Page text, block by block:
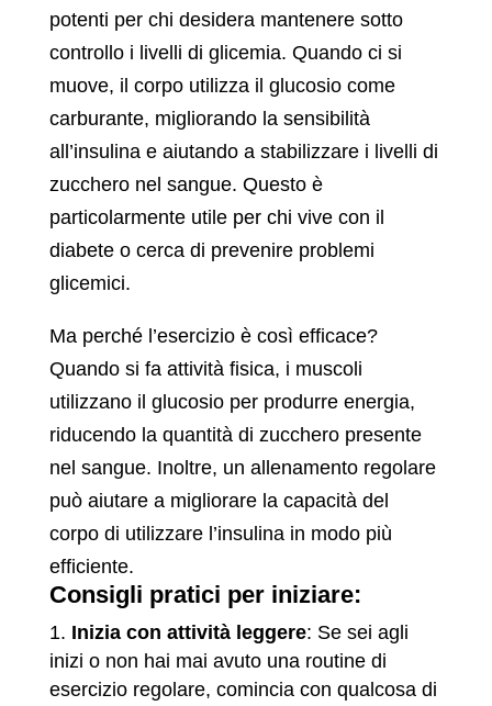
potenti per chi desidera mantenere sotto
controllo i livelli di glicemia. Quando ci si
muove, il corpo utilizza il glucosio come
carburante, migliorando la sensibilità
all’insulina e aiutando a stabilizzare i livelli di
zucchero nel sangue. Questo è
particolarmente utile per chi vive con il
diabete o cerca di prevenire problemi
glicemici.
Ma perché l’esercizio è così efficace?
Quando si fa attività fisica, i muscoli
utilizzano il glucosio per produrre energia,
riducendo la quantità di zucchero presente
nel sangue. Inoltre, un allenamento regolare
può aiutare a migliorare la capacità del
corpo di utilizzare l’insulina in modo più
efficiente.
Consigli pratici per iniziare:
Inizia con attività leggere: Se sei agli
inizi o non hai mai avuto una routine di
esercizio regolare, comincia con qualcosa di